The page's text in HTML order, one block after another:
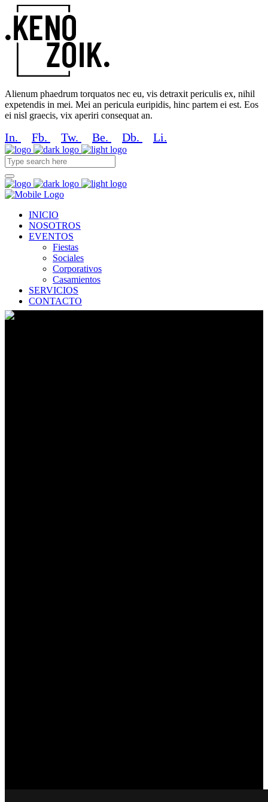
Alienum phaedrum torquatos nec eu, vis detraxit periculis ex, nihil
expetendis in mei. Mei an pericula euripidis, hinc partem ei est. Eos
ei nisl graecis, vix aperiri consequat an.
In. Fb. Tw. Be. Db. Li.
INICIO
NOSOTROS
EVENTOS
Fiestas
Sociales
Corporativos
Casamientos
SERVICIOS
CONTACTO